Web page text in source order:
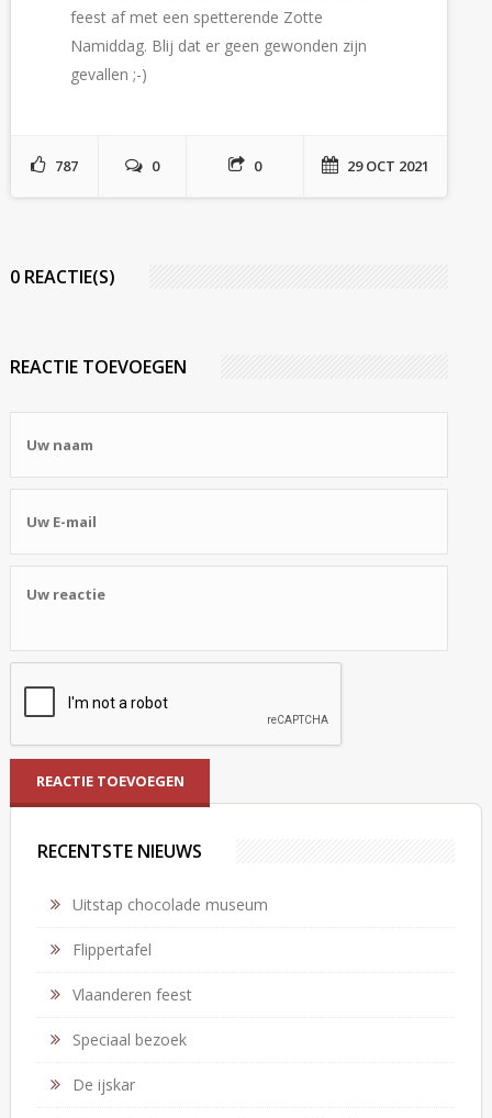
feest af met een spetterende Zotte
Namiddag. Blij dat er geen gewonden zijn
gevallen ;-)
787 0 0 29 OCT 2021
0 REACTIE(S)
REACTIE TOEVOEGEN
RECENTSTE NIEUWS
Uitstap chocolade museum
Flippertafel
Vlaanderen feest
Speciaal bezoek
De ijskar